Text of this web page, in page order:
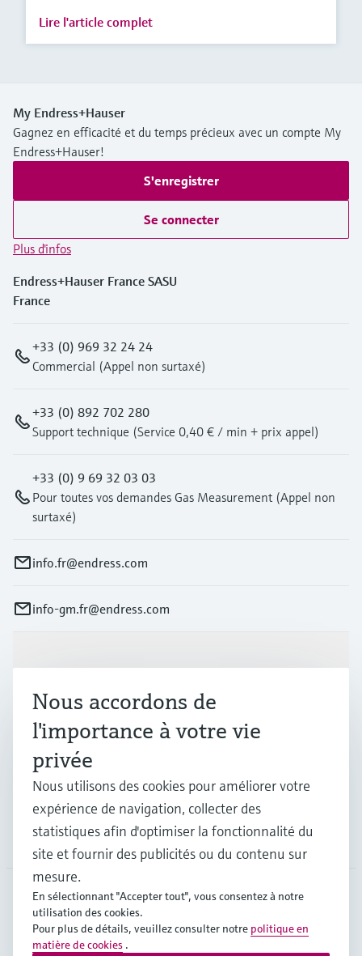
Lire l'article complet
My Endress+Hauser
Gagnez en efficacité et du temps précieux avec un compte My
Endress+Hauser!
S'enregistrer
Se connecter
Plus d'infos
Endress+Hauser France SASU
France
+33 (0) 969 32 24 24
Commercial (Appel non surtaxé)
+33 (0) 892 702 280
Support technique (Service 0,40 € / min + prix appel)
+33 (0) 9 69 32 03 03
Pour toutes vos demandes Gas Measurement (Appel non
surtaxé)
info.fr@endress.com
info-gm.fr@endress.com
Industries
Support
Société
FRA•Français
Nous accordons de
l'importance à votre vie
privée
Nous utilisons des cookies pour améliorer votre
expérience de navigation, collecter des
statistiques afin d'optimiser la fonctionnalité du
site et fournir des publicités ou du contenu sur
mesure.
En sélectionnant "Accepter tout", vous consentez à notre
utilisation des cookies.
Pour plus de détails, veuillez consulter notre politique en
matière de cookies .